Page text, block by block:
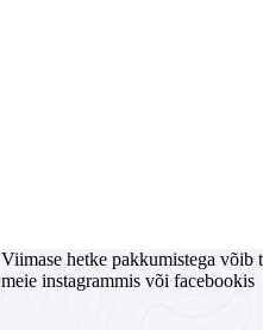
Viimase hetke pakkumistega võib
meie instagrammis või facebookis